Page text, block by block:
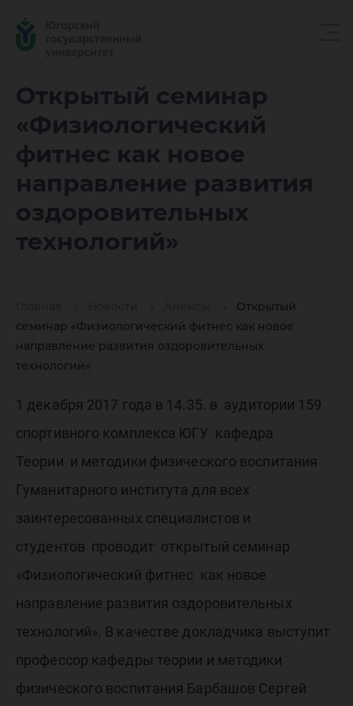
Открытый семинар
«Физиологический
фитнес как новое
направление развития
оздоровительных
технологий»
Открытый
семинар «Физиологический фитнес как новое
направление развития оздоровительных
технологий»
семинар
фитнес
1 декабря 2017 года в 14.35. в аудитории 159
спортивного комплекса ЮГУ кафедра
Теории и методики физического воспитания
Гуманитарного института для всех
заинтересованных специалистов и
студентов проводит открытый семинар
«Физиологический фитнес как новое
направление развития оздоровительных
технологий». В качестве докладчика выступит
профессор кафедры теории и методики
физического воспитания Барбашов Сергей